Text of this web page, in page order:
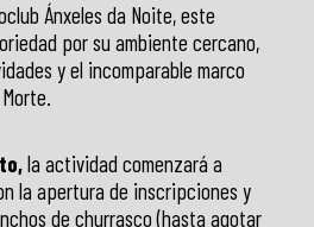
Ánxeles da Noite, este
por su ambiente cercano,
y el incomparable marco
la actividad comenzará a
la apertura de inscripciones y
de churrasco (hasta agotar